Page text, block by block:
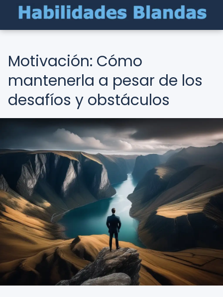
Motivación: Cómo
mantenerla a pesar de los
desafíos y obstáculos